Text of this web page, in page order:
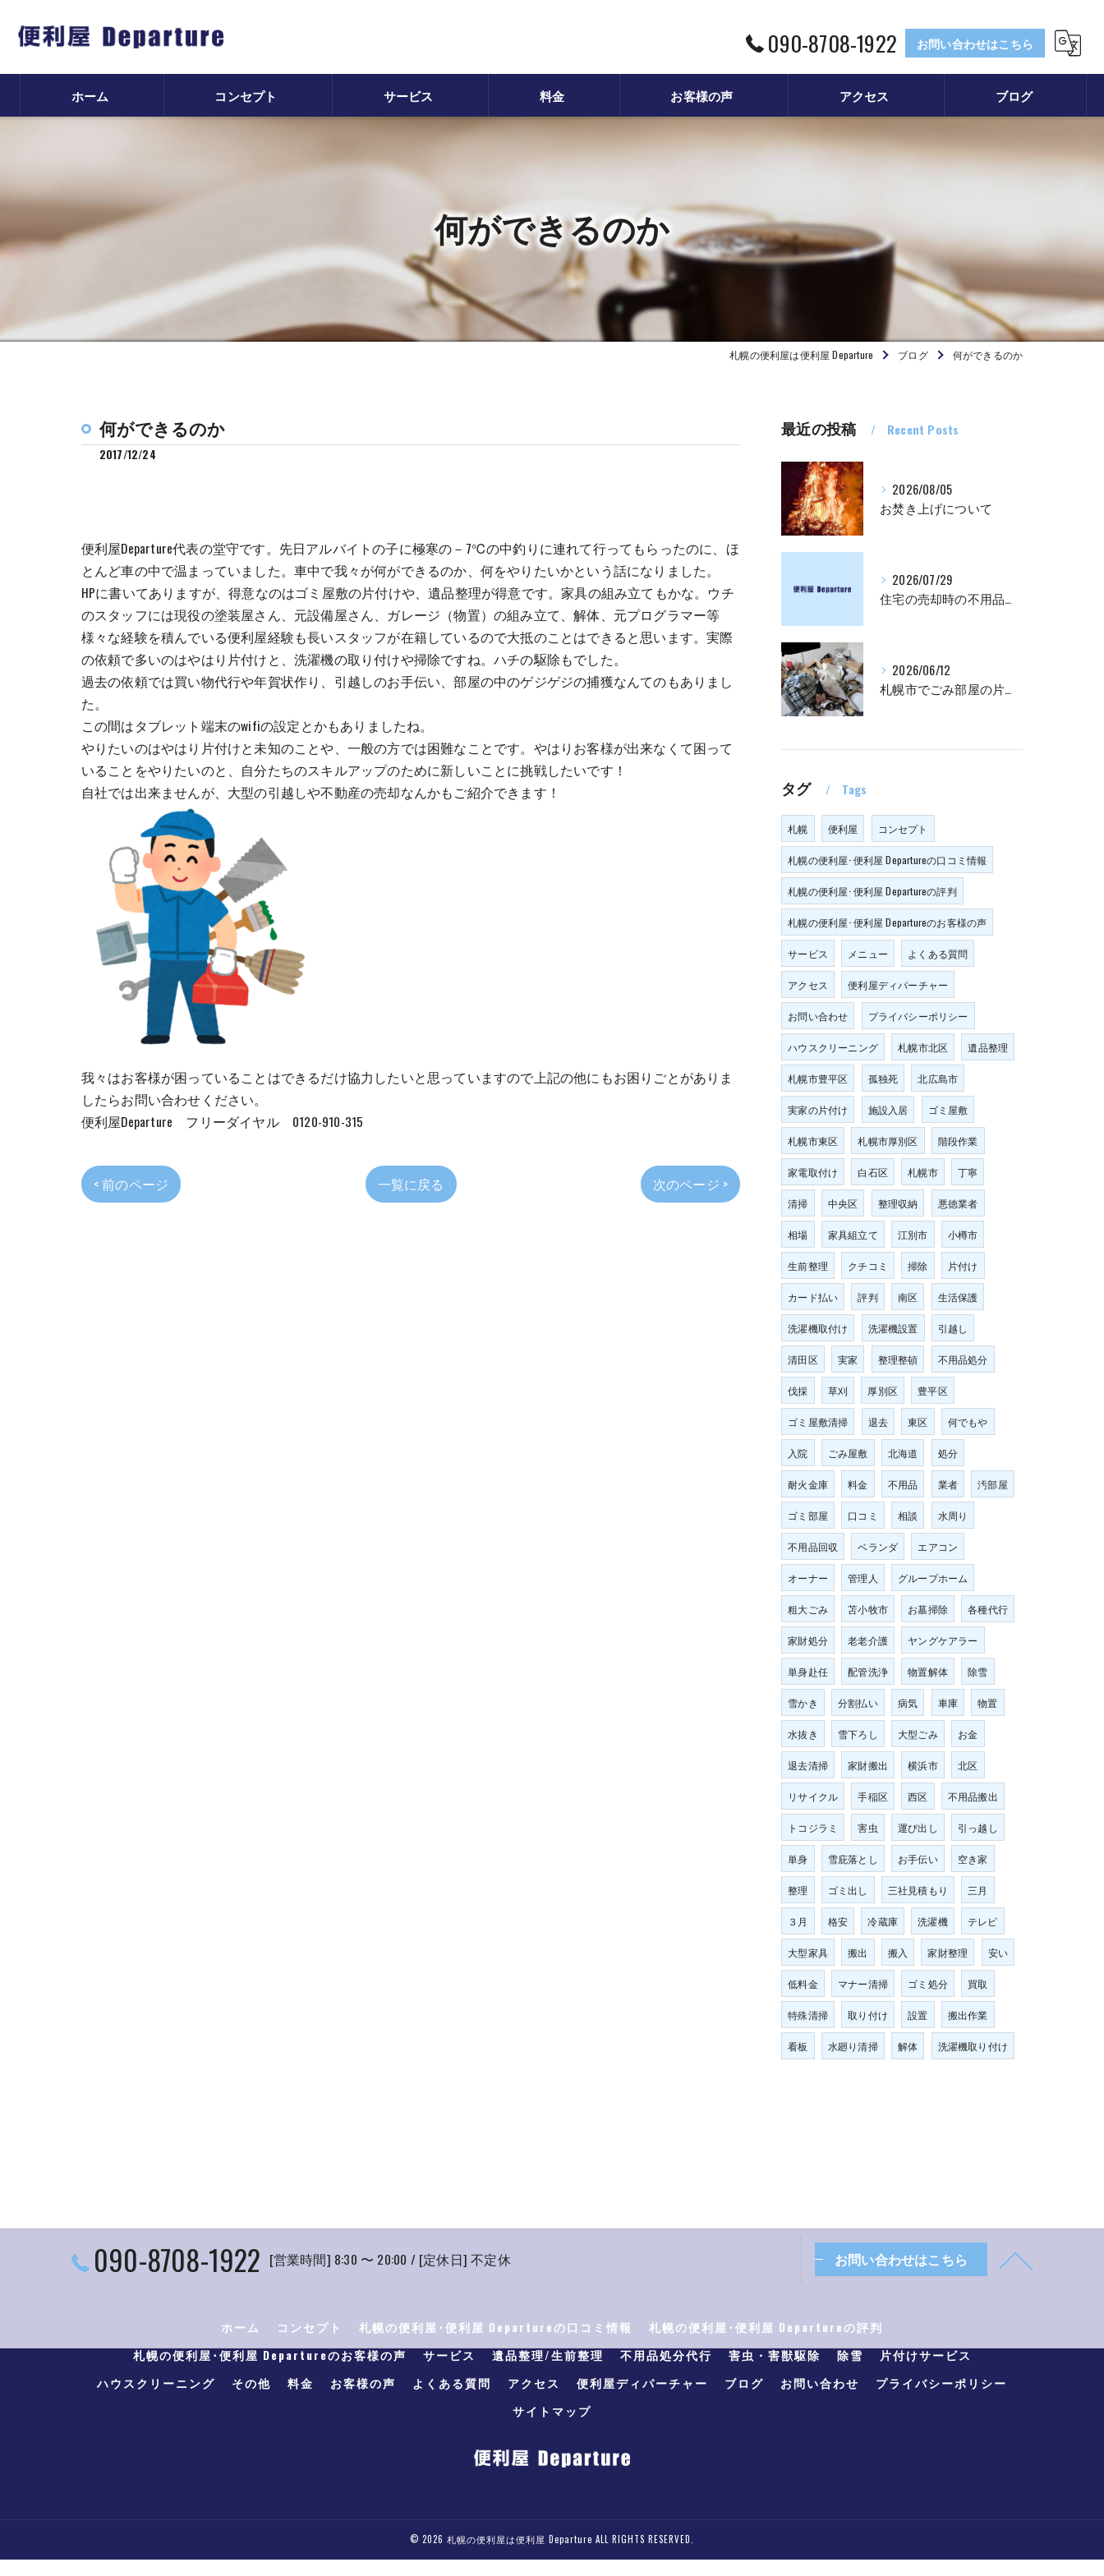
090-8708-1922 お問い合わせはこちら
ホーム コンセプト サービス
除雪
片付けサービス
ハウスクリーニング
料金
男手作業
お客様の声 アクセス ブログ
何ができるのか
札幌の便利屋は便利屋 Departure ブログ 何ができるのか
何ができるのか
2017/12/24
便利屋Departure代表の堂守です。先日アルバイトの子に極寒の－7℃の中釣りに連れて行ってもらったのに、ほ
とんど車の中で温まっていました。車中で我々が何ができるのか、何をやりたいかという話になりました。
HPに書いてありますが、得意なのはゴミ屋敷の片付けや、遺品整理が得意です。家具の組み立てもかな。ウチ
のスタッフには現役の塗装屋さん、元設備屋さん、ガレージ（物置）の組み立て、解体、元プログラマー等
様々な経験を積んでいる便利屋経験も長いスタッフが在籍しているので大抵のことはできると思います。実際
の依頼で多いのはやはり片付けと、洗濯機の取り付けや掃除ですね。ハチの駆除もでした。
過去の依頼では買い物代行や年賀状作り、引越しのお手伝い、部屋の中のゲジゲジの捕獲なんてのもありまし
た。
この間はタブレット端末のwifiの設定とかもありましたね。
やりたいのはやはり片付けと未知のことや、一般の方では困難なことです。やはりお客様が出来なくて困って
いることをやりたいのと、自分たちのスキルアップのために新しいことに挑戦したいです！
自社では出来ませんが、大型の引越しや不動産の売却なんかもご紹介できます！
我々はお客様が困っていることはできるだけ協力したいと思っていますので上記の他にもお困りごとがありま
したらお問い合わせください。
便利屋Departure フリーダイヤル 0120-910-315
< 前のページ 一覧に戻る 次のページ >
最近の投稿 Recent Posts
2026/08/05
お焚き上げについて
2026/07/29
住宅の売却時の不用品処分について
2026/06/12
札幌市でごみ部屋の片付け・清掃業者をお探しの方は
タグ Tags
札幌 便利屋 コンセプト
札幌の便利屋･便利屋 Departureの口コミ情報
札幌の便利屋･便利屋 Departureの評判
札幌の便利屋･便利屋 Departureのお客様の声
サービス メニュー よくある質問
アクセス 便利屋ディパーチャー
お問い合わせ プライバシーポリシー
ハウスクリーニング 札幌市北区 遺品整理
札幌市豊平区 孤独死 北広島市
実家の片付け 施設入居 ゴミ屋敷
札幌市東区 札幌市厚別区 階段作業
家電取付け 白石区 札幌市 丁寧
清掃 中央区 整理収納 悪徳業者
相場 家具組立て 江別市 小樽市
生前整理 クチコミ 掃除 片付け
カード払い 評判 南区 生活保護
洗濯機取付け 洗濯機設置 引越し
清田区 実家 整理整頓 不用品処分
伐採 草刈 厚別区 豊平区
ゴミ屋敷清掃 退去 東区 何でもや
入院 ごみ屋敷 北海道 処分
耐火金庫 料金 不用品 業者 汚部屋
ゴミ部屋 口コミ 相談 水周り
不用品回収 ベランダ エアコン
オーナー 管理人 グループホーム
粗大ごみ 苫小牧市 お墓掃除 各種代行
家財処分 老老介護 ヤングケアラー
単身赴任 配管洗浄 物置解体 除雪
雪かき 分割払い 病気 車庫 物置
水抜き 雪下ろし 大型ごみ お金
退去清掃 家財搬出 横浜市 北区
リサイクル 手稲区 西区 不用品搬出
トコジラミ 害虫 運び出し 引っ越し
単身 雪庇落とし お手伝い 空き家
整理 ゴミ出し 三社見積もり 三月
３月 格安 冷蔵庫 洗濯機 テレビ
大型家具 搬出 搬入 家財整理 安い
低料金 マナー清掃 ゴミ処分 買取
特殊清掃 取り付け 設置 搬出作業
看板 水廻り清掃 解体 洗濯機取り付け
090-8708-1922 [営業時間] 8:30 〜 20:00 / [定休日] 不定休 お問い合わせはこちら
ホーム コンセプト 札幌の便利屋･便利屋 Departureの口コミ情報
札幌の便利屋･便利屋 Departureの評判
札幌の便利屋･便利屋 Departureのお客様の声
サービス 遺品整理/生前整理 不用品処分代行 害虫・害獣駆除 除雪
片付けサービス
ハウスクリーニング
その他 料金 お客様の声 よくある質問 アクセス 便利屋ディパーチャー ブログ お問い合わせ
プライバシーポリシー
サイトマップ
© 2026 札幌の便利屋は便利屋 Departure ALL RIGHTS RESERVED.